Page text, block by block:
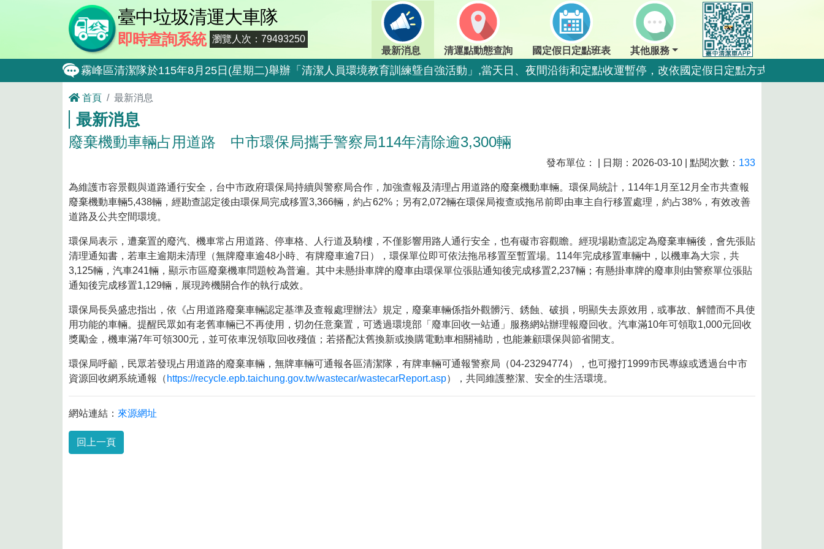
臺中垃圾清運大車隊
即時查詢系統 瀏覽人次：79493250
最新消息
清運點動態查詢 國定假日定點班表 其他服務
霧峰區清潔隊於115年8月25日(星期二)舉辦「清潔人員環境教育訓練曁自強活動」,當天日、夜間沿街和定點收運暫停，改依國定假日定點方式收運。
大肚區清潔隊於115年8月25日(星期二)舉辦「清潔人員環境教育訓練曁自強活動」,當天定時定點暫停收運，夜間沿街正常收運。
北屯區清潔隊於115年8月11日(星期二)舉辦「清潔人員環境教育訓練曁自強活動」,當天日、夜間沿街和定點收運暫停，改依國定假日定點方式收運。
外埔區清潔隊於115年8月18日(星期二)舉辦「清潔人員環境教育訓練曁自強活動」,當天日、夜間沿街和定點收運暫停，改依國定假日定點方式收運。
石岡區清潔隊於115年8月18日(星期二)舉辦「清潔人員環境教育訓練曁自強活動」,當天停止收運一日。
東勢區清潔隊於115年8月18日(星期二)舉辦「清潔人員環境教育訓練曁自強活動」,當天停止收運一日。
全民監督公共工程施工品質, 請撥打通報專線0800-009609
防堵非洲豬瘟總動員，因應非洲豬瘟疫情，市民端廚餘收運排出方式不變，呼籲民眾一起惜食減量，排出前瀝乾水分做好回收更佳好。
因應非洲豬瘟疫情，市民端廚餘收運排出方式不變，呼籲民眾一起惜食減量，排出前瀝乾水分做好回收更佳好。
8月10日14:30至15:00防空演習行動網路降速演練，請預為因應
首頁 最新消息
最新消息
廢棄機動車輛占用道路 中市環保局攜手警察局114年清除逾3,300輛
發布單位： | 日期：2026-03-10 | 點閱次數： 133
為維護市容景觀與道路通行安全，台中市政府環保局持續與警察局合作，加強查報及清理占用道路的廢棄機動車輛。環保局統計，114年1月至12月全市共查報
廢棄機動車輛5,438輛，經勘查認定後由環保局完成移置3,366輛，約占62%；另有2,072輛在環保局複查或拖吊前即由車主自行移置處理，約占38%，有效改善
道路及公共空間環境。
環保局表示，遭棄置的廢汽、機車常占用道路、停車格、人行道及騎樓，不僅影響用路人通行安全，也有礙市容觀瞻。經現場勘查認定為廢棄車輛後，會先張貼
清理通知書，若車主逾期未清理（無牌廢車逾48小時、有牌廢車逾7日），環保單位即可依法拖吊移置至暫置場。114年完成移置車輛中，以機車為大宗，共
3,125輛，汽車241輛，顯示市區廢棄機車問題較為普遍。其中未懸掛車牌的廢車由環保單位張貼通知後完成移置2,237輛；有懸掛車牌的廢車則由警察單位張貼
通知後完成移置1,129輛，展現跨機關合作的執行成效。
環保局長吳盛忠指出，依《占用道路廢棄車輛認定基準及查報處理辦法》規定，廢棄車輛係指外觀髒污、銹蝕、破損，明顯失去原效用，或事故、解體而不具使
用功能的車輛。提醒民眾如有老舊車輛已不再使用，切勿任意棄置，可透過環境部「廢車回收一站通」服務網站辦理報廢回收。汽車滿10年可領取1,000元回收
獎勵金，機車滿7年可領300元，並可依車況領取回收殘值；若搭配汰舊換新或換購電動車相關補助，也能兼顧環保與節省開支。
環保局呼籲，民眾若發現占用道路的廢棄車輛，無牌車輛可通報各區清潔隊，有牌車輛可通報警察局（04-23294774），也可撥打1999市民專線或透過台中市
資源回收網系統通報（ https://recycle.epb.taichung.gov.tw/wastecar/wastecarReport.asp），共同維護整潔、安全的生活環境。
網站連結： 來源網址
回上一頁